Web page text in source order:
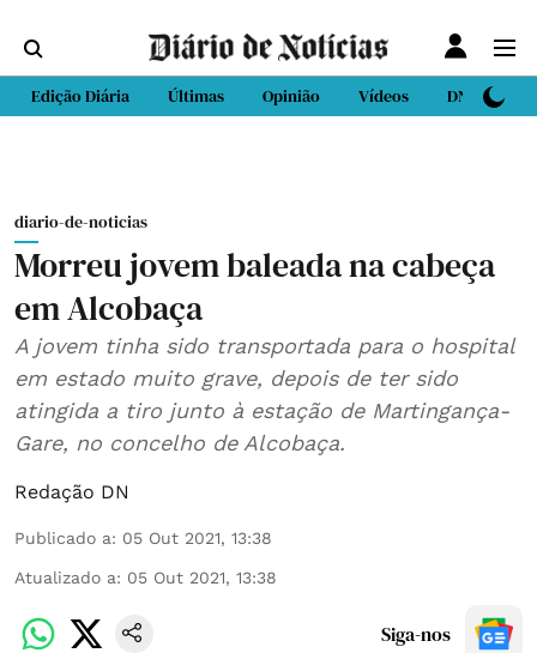
Edição Diária Últimas Opinião Vídeos DN Sport
diario-de-noticias
Morreu jovem baleada na cabeça
em Alcobaça
A jovem tinha sido transportada para o hospital
em estado muito grave, depois de ter sido
atingida a tiro junto à estação de Martingança-
Gare, no concelho de Alcobaça.
Redação DN
Publicado a: 05 Out 2021, 13:38
Atualizado a: 05 Out 2021, 13:38
Siga-nos